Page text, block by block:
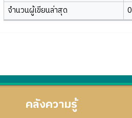
จำนวนผู้เขียนล่าสุด 0
คลังความรู้